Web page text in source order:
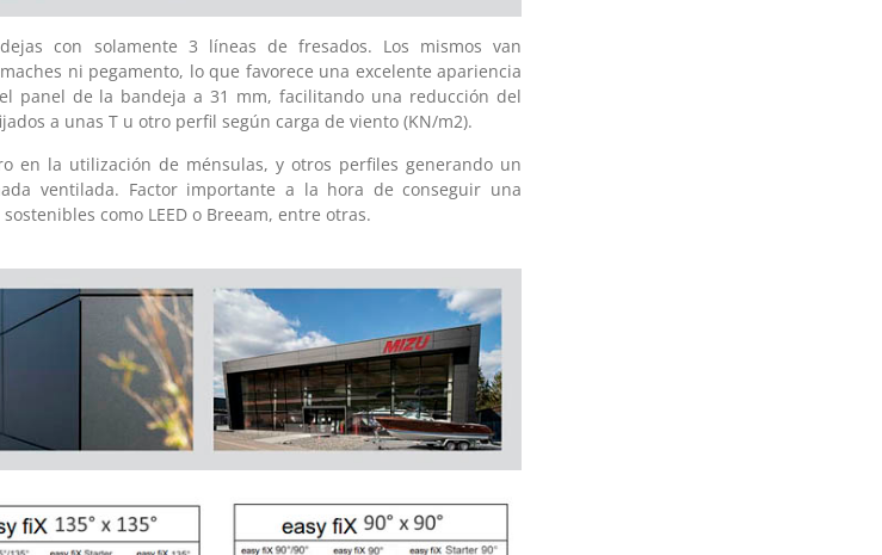
con solamente 3 líneas de fresados. Los mismos van
ni pegamento, lo que favorece una excelente apariencia
panel de la bandeja a 31 mm, facilitando una reducción del
a unas T u otro perfil según carga de viento (KN/m2).
en la utilización de ménsulas, y otros perfiles generando un
ventilada. Factor importante a la hora de conseguir una
como LEED o Breeam, entre otras.